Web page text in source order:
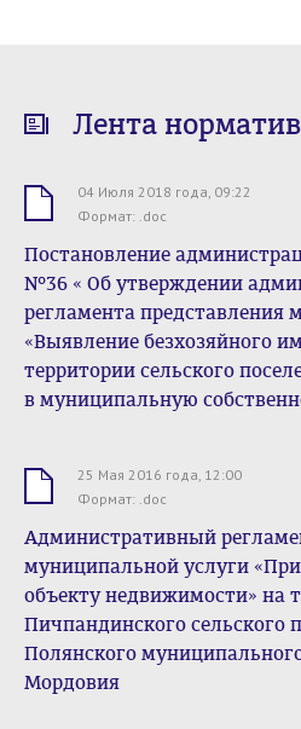
Лента
04 Июля 2018 года, 09:22
Формат: .doc
Постановление
№36 « Об утверждении
регламента представления
«Выявление безхозяйного
территории сельского
в муниципальную
25 Мая 2016 года, 12:00
Формат: .doc
Административный
муниципальной услуги
объекту недвижимости» на
Пичпандинского сельского
Полянского
Мордовия